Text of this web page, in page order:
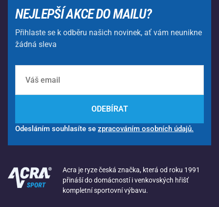
NEJLEPŠÍ AKCE DO MAILU?
Přihlaste se k odběru našich novinek, ať vám neunikne
žádná sleva
ODEBÍRAT
Odesláním souhlasíte se zpracováním osobních údajů.
Acra je ryze česká značka, která od roku 1991
přináší do domácností i venkovských hřišť
kompletní sportovní výbavu.